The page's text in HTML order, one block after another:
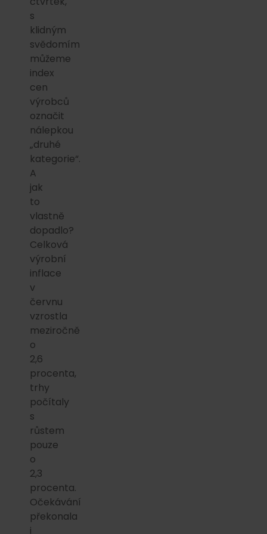
s
klidným
svědomím
můžeme
index
cen
výrobců
označit
nálepkou
„druhé
kategorie“.
A
jak
to
vlastně
dopadlo?
Celková
výrobní
inflace
v
červnu
vzrostla
meziročně
o
2,6
procenta,
trhy
počítaly
s
růstem
pouze
o
2,3
procenta.
Očekávání
překonala
i